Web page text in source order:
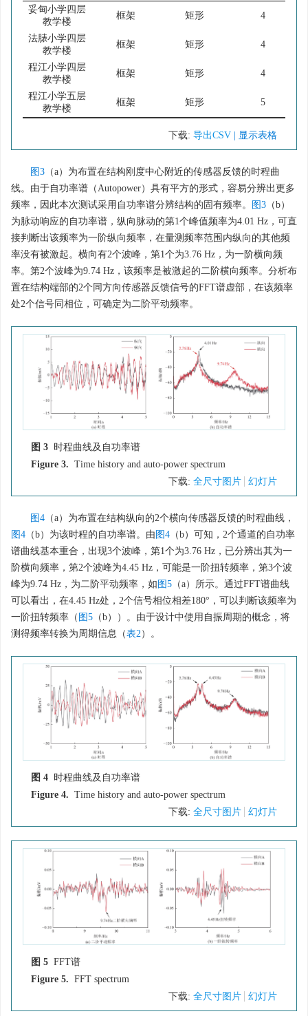
妥甸小学四层
教学楼
框架 矩形 4
法脿小学四层
教学楼
框架 矩形 4
程江小学四层
教学楼
框架 矩形 4
程江小学五层
教学楼
框架 矩形 5
下载: 导出CSV | 显示表格
图3 （a）为布置在结构刚度中心附近的传感器反馈的时程曲
线。由于自功率谱（Autopower）具有平方的形式，容易分辨出更多
频率，因此本次测试采用自功率谱分辨结构的固有频率。
图3 （b）
为脉动响应的自功率谱，纵向脉动的第1个峰值频率为4.01 Hz，可直
接判断出该频率为一阶纵向频率，在量测频率范围内纵向的其他频
率没有被激起。横向有2个波峰，第1个为3.76 Hz，为一阶横向频
率。第2个波峰为9.74 Hz，该频率是被激起的二阶横向频率。分析布
置在结构端部的2个同方向传感器反馈信号的FFT谱虚部，在该频率
处2个信号同相位，可确定为二阶平动频率。
图 3 时程曲线及自功率谱
Figure 3. Time history and auto-power spectrum
下载: 全尺寸图片 幻灯片
图4 （a）为布置在结构纵向的2个横向传感器反馈的时程曲线，
图4 （b）为该时程的自功率谱。由 图4 （b）可知，2个通道的自功率
谱曲线基本重合，出现3个波峰，第1个为3.76 Hz，已分辨出其为一
阶横向频率，第2个波峰为4.45 Hz，可能是一阶扭转频率，第3个波
峰为9.74 Hz，为二阶平动频率，如 图5 （a）所示。通过FFT谱曲线
可以看出，在4.45 Hz处，2个信号相位相差180°，可以判断该频率为
一阶扭转频率（ 图5 （b））。由于设计中使用自振周期的概念，将
测得频率转换为周期信息（表2）。
图 4
时程曲线及自功率谱
Figure 4. Time history and auto-power spectrum
下载: 全尺寸图片 幻灯片
图 5 FFT谱
Figure 5. FFT spectrum
下载: 全尺寸图片 幻灯片